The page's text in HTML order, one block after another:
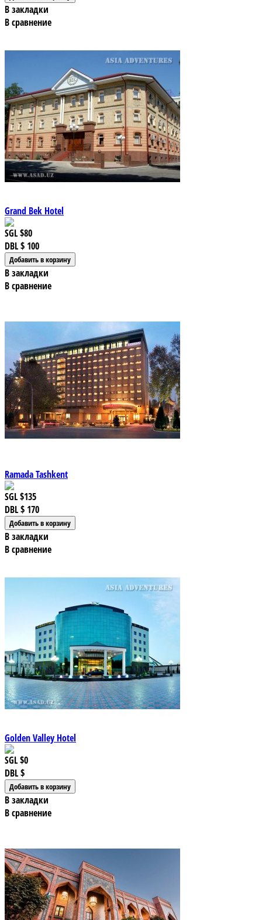
В закладки
В сравнение
Grand Bek Hotel
SGL$80
DBL$ 100
В закладки
В сравнение
Ramada Tashkent
SGL$135
DBL$ 170
В закладки
В сравнение
Golden Valley Hotel
SGL$0
DBL$
В закладки
В сравнение